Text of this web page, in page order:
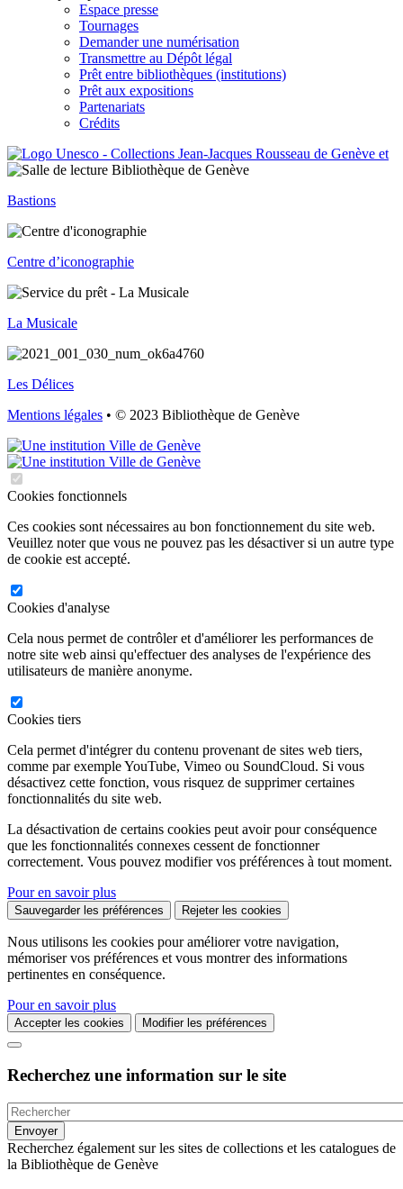
Espace presse
Tournages
Demander une numérisation
Transmettre au Dépôt légal
Prêt entre bibliothèques (institutions)
Prêt aux expositions
Partenariats
Crédits
Bastions
Centre d’iconographie
La Musicale
Les Délices
Mentions légales • © 2023 Bibliothèque de Genève
Cookies fonctionnels
Ces cookies sont nécessaires au bon fonctionnement du site web.
Veuillez noter que vous ne pouvez pas les désactiver si un autre type
de cookie est accepté.
Cookies d'analyse
Cela nous permet de contrôler et d'améliorer les performances de
notre site web ainsi qu'effectuer des analyses de l'expérience des
utilisateurs de manière anonyme.
Cookies tiers
Cela permet d'intégrer du contenu provenant de sites web tiers,
comme par exemple YouTube, Vimeo ou SoundCloud. Si vous
désactivez cette fonction, vous risquez de supprimer certaines
fonctionnalités du site web.
La désactivation de certains cookies peut avoir pour conséquence
que les fonctionnalités connexes cessent de fonctionner
correctement. Vous pouvez modifier vos préférences à tout moment.
Pour en savoir plus
Sauvegarder les préférences Rejeter les cookies
Nous utilisons les cookies pour améliorer votre navigation,
mémoriser vos préférences et vous montrer des informations
pertinentes en conséquence.
Pour en savoir plus
Accepter les cookies Modifier les préférences
Recherchez une information sur le site
Recherchez également sur les sites de collections et les catalogues de
la Bibliothèque de Genève